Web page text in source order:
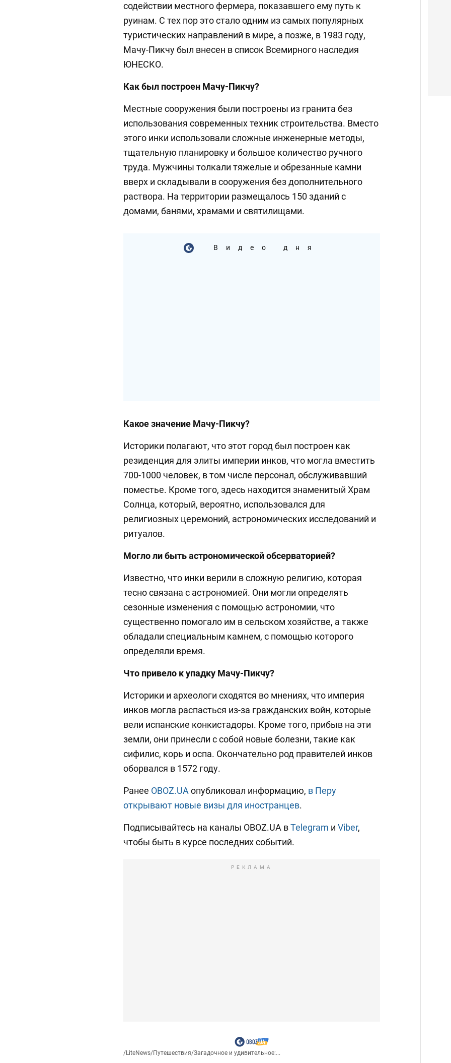
содействии местного фермера, показавшего ему путь к
руинам. С тех пор это стало одним из самых популярных
туристических направлений в мире, а позже, в 1983 году,
Мачу-Пикчу был внесен в список Всемирного наследия
ЮНЕСКО.
Как был построен Мачу-Пикчу?
Местные сооружения были построены из гранита без
использования современных техник строительства. Вместо
этого инки использовали сложные инженерные методы,
тщательную планировку и большое количество ручного
труда. Мужчины толкали тяжелые и обрезанные камни
вверх и складывали в сооружения без дополнительного
раствора. На территории размещалось 150 зданий с
домами, банями, храмами и святилищами.
Видео дня
Какое значение Мачу-Пикчу?
Историки полагают, что этот город был построен как
резиденция для элиты империи инков, что могла вместить
700-1000 человек, в том числе персонал, обслуживавший
поместье. Кроме того, здесь находится знаменитый Храм
Солнца, который, вероятно, использовался для
религиозных церемоний, астрономических исследований и
ритуалов.
Могло ли быть астрономической обсерваторией?
Известно, что инки верили в сложную религию, которая
тесно связана с астрономией. Они могли определять
сезонные изменения с помощью астрономии, что
существенно помогало им в сельском хозяйстве, а также
обладали специальным камнем, с помощью которого
определяли время.
Что привело к упадку Мачу-Пикчу?
Историки и археологи сходятся во мнениях, что империя
инков могла распасться из-за гражданских войн, которые
вели испанские конкистадоры. Кроме того, прибыв на эти
земли, они принесли с собой новые болезни, такие как
сифилис, корь и оспа. Окончательно род правителей инков
оборвался в 1572 году.
Ранее OBOZ.UAопубликовал информацию, в Перу
открывают новые визы для иностранцев.
Подписывайтесь на каналы OBOZ.UA вTelegram и Viber,
чтобы быть в курсе последних событий.
РЕКЛАМА
/LiteNews/Путешествия/Загадочное и удивительное:...